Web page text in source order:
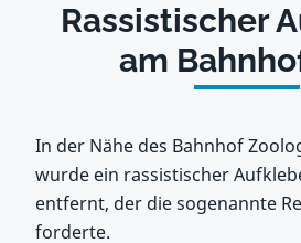
Rassistischer
am
In der Nähe des Bahnhof
wurde ein rassistischer
entfernt, der die sogenannte
forderte.